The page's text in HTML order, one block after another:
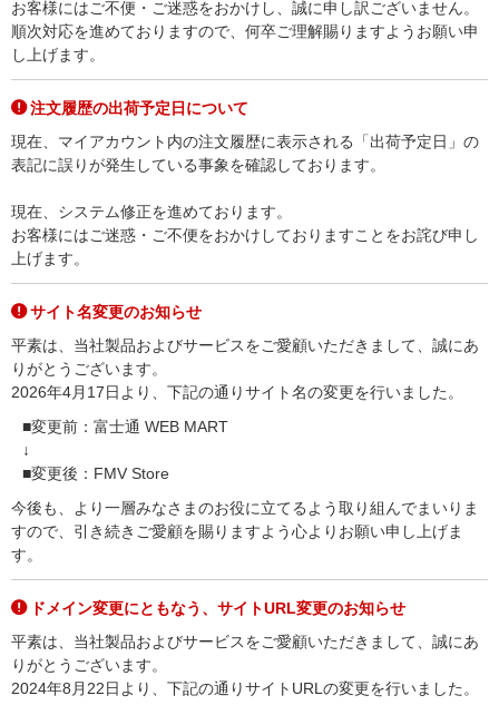
お客様にはご不便・ご迷惑をおかけし、誠に申し訳ございません。
順次対応を進めておりますので、何卒ご理解賜りますようお願い申
し上げます。
注文履歴の出荷予定日について
現在、マイアカウント内の注文履歴に表示される「出荷予定日」の
表記に誤りが発生している事象を確認しております。
現在、システム修正を進めております。
お客様にはご迷惑・ご不便をおかけしておりますことをお詫び申し
上げます。
サイト名変更のお知らせ
平素は、当社製品およびサービスをご愛顧いただきまして、誠にあ
りがとうございます。
2026年4月17日より、下記の通りサイト名の変更を行いました。
■変更前：富士通 WEB MART
↓
■変更後：FMV Store
今後も、より一層みなさまのお役に立てるよう取り組んでまいりま
すので、引き続きご愛顧を賜りますよう心よりお願い申し上げま
す。
ドメイン変更にともなう、サイトURL変更のお知らせ
平素は、当社製品およびサービスをご愛顧いただきまして、誠にあ
りがとうございます。
2024年8月22日より、下記の通りサイトURLの変更を行いました。